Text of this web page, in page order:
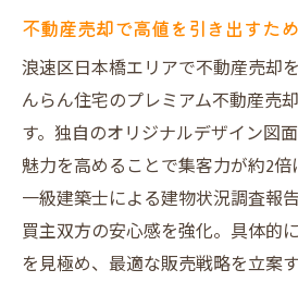
れ
不動産売却の流れを分か
プレミアム不動産売却の
オークション買取で高
法
VR室内写真で魅力を伝
夫
仲介手数料や費用の違
不動産売却で高値を引き出すた
浪速区日本橋エリアで不動産売却
んらん住宅のプレミアム不動産売
す。独自のオリジナルデザイン図
魅力を高めることで集客力が約2倍
一級建築士による建物状況調査報
買主双方の安心感を強化。具体的
を見極め、最適な販売戦略を立案